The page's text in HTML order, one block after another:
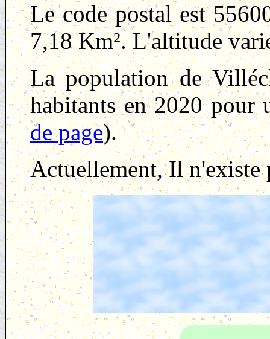
Le code postal est
7,18 Km². L'altitude
La population de
habitants en 2020 pour
de page).
Actuellement, Il n'existe